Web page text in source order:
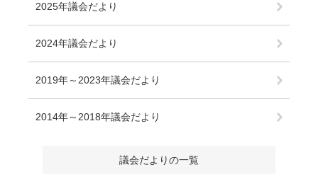
2025年議会だより
2024年議会だより
2019年～2023年議会だより
2014年～2018年議会だより
議会だよりの一覧